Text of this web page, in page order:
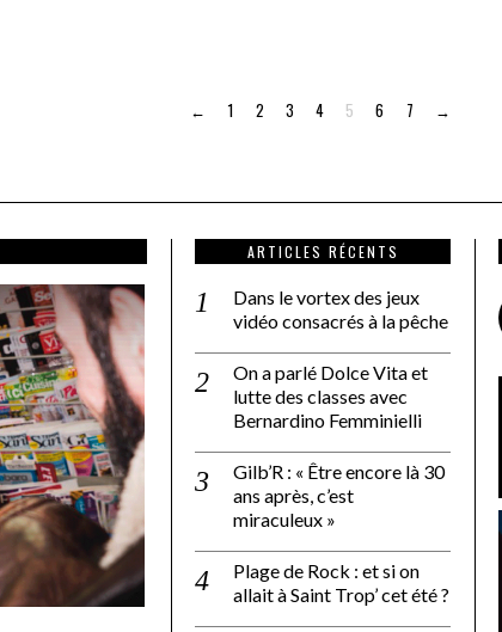
← 1 2 3 4 5 6 7 →
ARTICLES RÉCENTS
Dans le vortex des jeux
vidéo consacrés à la pêche
On a parlé Dolce Vita et
lutte des classes avec
Bernardino Femminielli
Gilb’R : « Être encore là 30
ans après, c’est
miraculeux »
Plage de Rock : et si on
allait à Saint Trop’ cet été ?